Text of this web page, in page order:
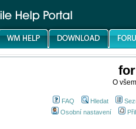
O
FAQ Hledat
Osobní nastavení